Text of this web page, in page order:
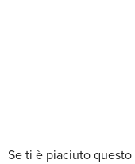
Se ti è piaciuto